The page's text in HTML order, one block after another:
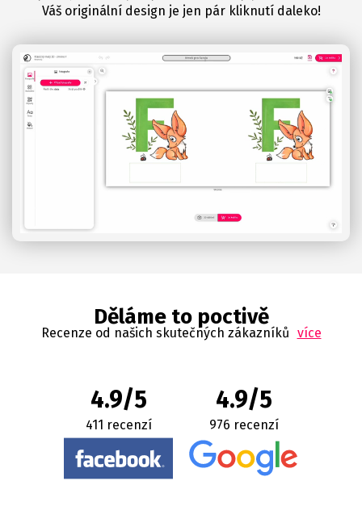
Váš originální design je jen pár kliknutí daleko!
Děláme to poctivě
Recenze od našich skutečných zákazníků více
4.9/5
411 recenzí
4.9/5
976 recenzí